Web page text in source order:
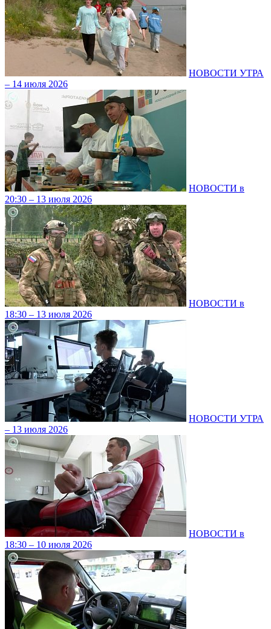
НОВОСТИ УТРА
– 14 июля 2026
НОВОСТИ в
20:30 – 13 июля 2026
НОВОСТИ в
18:30 – 13 июля 2026
НОВОСТИ УТРА
– 13 июля 2026
НОВОСТИ в
18:30 – 10 июля 2026